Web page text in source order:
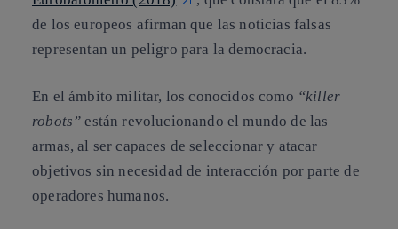
de los europeos afirman que las noticias falsas
representan un peligro para la democracia.
En el ámbito militar, los conocidos como “killer
robots” están revolucionando el mundo de las
armas, al ser capaces de seleccionar y atacar
objetivos sin necesidad de interacción por parte de
operadores humanos.